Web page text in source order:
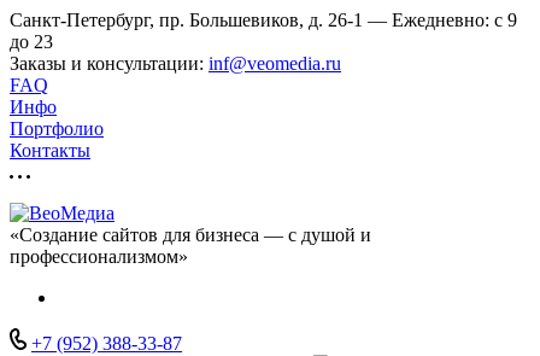
Санкт-Петербург, пр. Большевиков, д. 26-1 — Ежедневно: с 9
до 23
Заказы и консультации: inf@veomedia.ru
FAQ
Инфо
Портфолио
Контакты
«Создание сайтов для бизнеса — с душой и
профессионализмом»
+7 (952) 388-33-87